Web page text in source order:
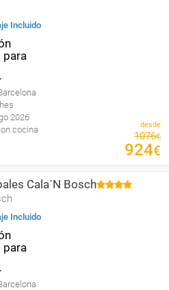
Incluido
2026
cocina
desde
1076€
924€
Cala´N Bosch
Incluido